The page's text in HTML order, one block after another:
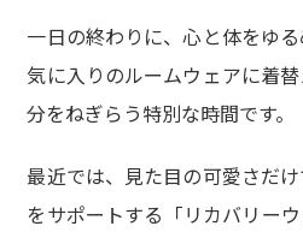
一日の終わりに、心と体をゆ
気に入りのルームウェアに着
分をねぎらう特別な時間です。
最近では、見た目の可愛さだ
をサポートする「リカバリー